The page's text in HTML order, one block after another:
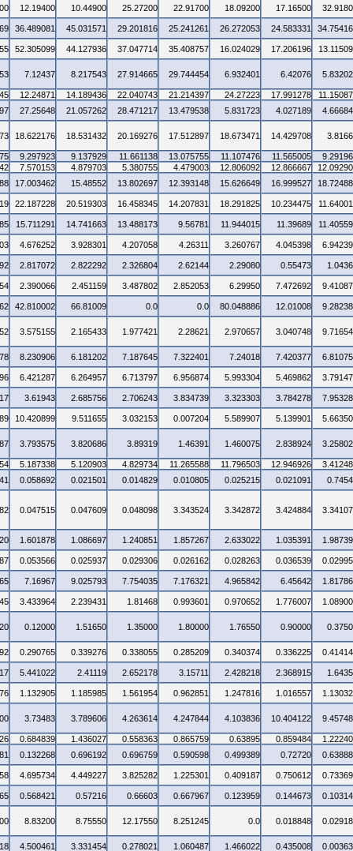
12.19400 10.44900 25.27200 22.91700 18.09200 17.16500
36.489081 45.031571 29.201816 25.241261 26.272053 24.583331
52.305099 44.127936 37.047714 35.408757 16.024029 17.206196
7.12437 8.217543 27.914665 29.744454 6.932401 6.42076
12.24871 14.189436 22.040743 21.214397 24.27223 17.991278
27.25648 21.057262 28.471217 13.479538 5.831723 4.027189
18.622176 18.531432 20.169276 17.512897 18.673471 14.429708
9.297923 9.137929 11.661138 13.075755 11.107476 11.565005
7.570153 4.879703 5.380755 4.479003 12.806092 12.866667
17.003462 15.48552 13.802697 12.393148 15.626649 16.999527
22.187228 20.519303 16.458345 14.207831 18.291825 10.234475
15.711291 14.741663 13.488173 9.56781 11.944015 11.39689
4.676252 3.928301 4.207058 4.26311 3.260767 4.045398
2.817072 2.822292 2.326804 2.62144 2.29080 0.55473
2.390066 2.451159 3.487802 2.852053 6.29950 7.472692
42.810002 66.81009 0.0 0.0 80.048886 12.01008
3.575155 2.165433 1.977421 2.28621 2.970657 3.040748
8.230906 6.181202 7.187645 7.322401 7.24018 7.420377
6.421287 6.264957 6.713797 6.956874 5.993304 5.469862
3.61943 2.685756 2.706243 3.834739 3.323303 3.784278
10.420899 9.511655 3.032153 0.007204 5.589907 5.139901
3.793575 3.820686 3.89319 1.46391 1.460075 2.838924
5.187338 5.120903 4.829734 11.265588 11.796503 12.946926
0.058692 0.021501 0.014829 0.010805 0.025215 0.021091
0.047515 0.047609 0.048098 3.343524 3.342872 3.424884
1.601878 1.086697 1.240851 1.857267 2.633022 1.035391
0.053566 0.025937 0.029306 0.026162 0.028263 0.036539
7.16967 9.025793 7.754035 7.176321 4.965842 6.45642
3.433964 2.239431 1.81468 0.993601 0.970652 1.776007
0.12000 1.51650 1.35000 1.80000 1.76550 0.90000
0.290765 0.339276 0.338055 0.285209 0.340374 0.336225
5.441022 2.41119 2.652178 3.15711 2.428218 2.368915
1.132905 1.185985 1.561954 0.962851 1.247816 1.016557
3.73483 3.789606 4.263614 4.247844 4.103836 10.404122
0.684839 1.436027 0.558363 0.865759 0.63895 0.859484
0.132268 0.696192 0.696759 0.590598 0.499389 0.72720
4.695734 4.449227 3.825282 1.225301 0.409187 0.750612
0.568421 0.57216 0.66603 0.667967 0.123959 0.144673
8.83200 8.75550 12.17550 8.251245 0.0 0.018848
4.500461 3.331454 0.278021 1.060487 1.466022 0.435008